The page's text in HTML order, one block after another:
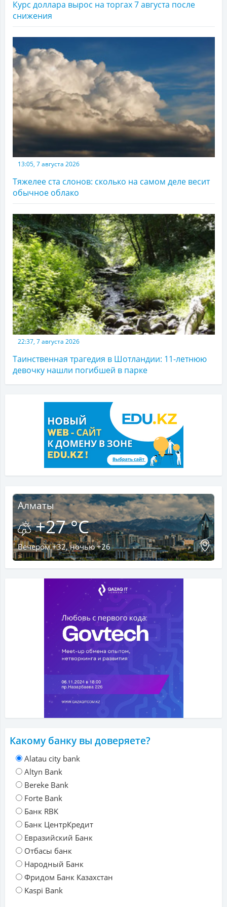
Курс доллара вырос на торгах 7 августа после
снижения
13:05, 7 августа 2026
Тяжелее ста слонов: сколько на самом деле весит
обычное облако
22:37, 7 августа 2026
Таинственная трагедия в Шотландии: 11-летнюю
девочку нашли погибшей в парке
Алматы
+27 °C
Вечером +32, ночью +26
Какому банку вы доверяете?
Alatau city bank
Altyn Bank
Bereke Bank
Forte Bank
Банк RBK
Банк ЦентрКредит
Евразийский Банк
Отбасы банк
Народный Банк
Фридом Банк Казахстан
Kaspi Bank